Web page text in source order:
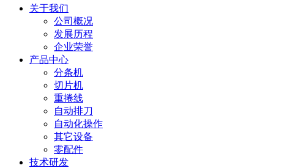
关于我们
公司概况
发展历程
企业荣誉
产品中心
分条机
切片机
重捲线
自动排刀
自动化操作
其它设备
零配件
技术研发